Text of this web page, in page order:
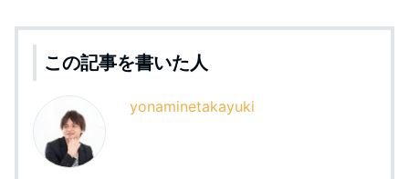
この記事を書いた人
yonaminetakayuki